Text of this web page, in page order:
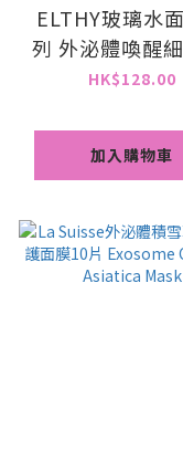
ELTHY玻璃水
列 外泌體喚醒
包10片
HK$128.00
加入購物車